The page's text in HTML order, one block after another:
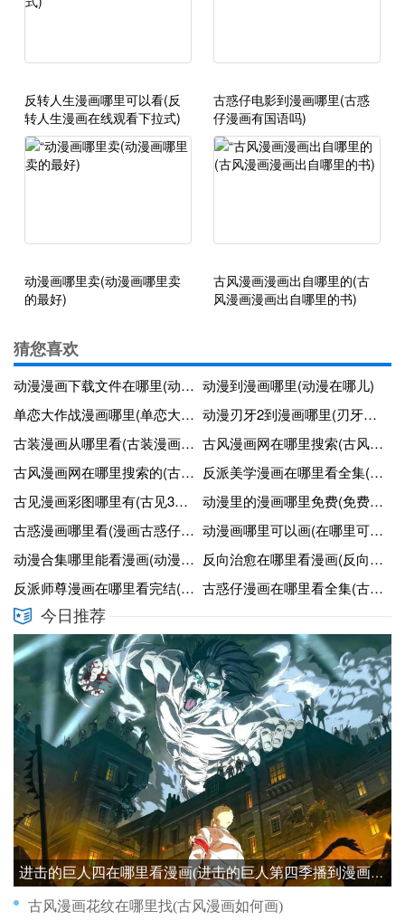
反转人生漫画哪里可以看(反
转人生漫画在线观看下拉式)
古惑仔电影到漫画哪里(古惑
仔漫画有国语吗)
动漫画哪里卖(动漫画哪里卖
的最好)
古风漫画漫画出自哪里的(古
风漫画漫画出自哪里的书)
猜您喜欢
动漫漫画下载文件在哪里(动漫app下载在哪) 动漫到漫画哪里(动漫在哪儿)
单恋大作战漫画哪里(单恋大作战漫画免费下拉)
动漫刃牙2到漫画哪里(刃牙第二部漫画26卷)
古装漫画从哪里看(古装漫画有哪些好看的)
古风漫画网在哪里搜索(古风漫画网在哪里搜索素材)
古风漫画网在哪里搜索的(古风漫画网怎么下拉式阅读)
反派美学漫画在哪里看全集(反派美丽百度网盘)
古见漫画彩图哪里有(古见300话)
动漫里的漫画哪里免费(免费动漫在哪里看)
古惑漫画哪里看(漫画古惑仔在哪看)
动漫画哪里可以画(在哪里可以画动漫头像)
动漫合集哪里能看漫画(动漫在哪里看比较全)
反向治愈在哪里看漫画(反向治愈是什么意思)
反派师尊漫画在哪里看完结(反派师尊动漫)
古惑仔漫画在哪里看全集(古惑仔漫画哪里可以看无删减的)
今日推荐
进击的巨人四在哪里看漫画(进击的巨人第四季播到漫画哪里)
古风漫画花纹在哪里找(古风漫画如何画)